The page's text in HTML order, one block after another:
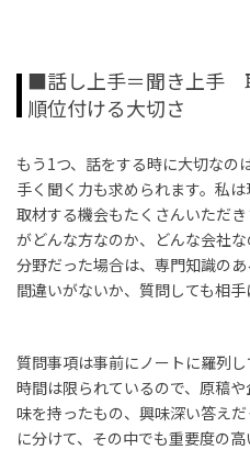
■話し上手＝聞き上手
順位付ける大切さ
もう 1つ、話をする時に大切なの
手く聞く力も求められます。私は
取材する機会もたくさんいただ
がどんな方なのか、どんな会社
分野だった場合は、専門知識の
間違いがないか、質問しても相手
質問事項は事前にノートに羅列し
時間は限られているので、原稿
味を持ったもの、興味深い答え
に分けて、その中でも重要度の